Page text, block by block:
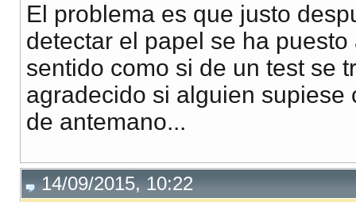
El problema es que justo
detectar el papel se ha
sentido como si de un test se
agradecido si alguien
de antemano...
14/09/2015, 10:22